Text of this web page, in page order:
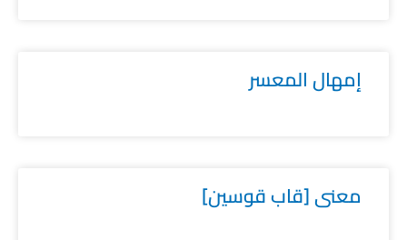
إمهال المعسر
معنى [قاب قوسين]